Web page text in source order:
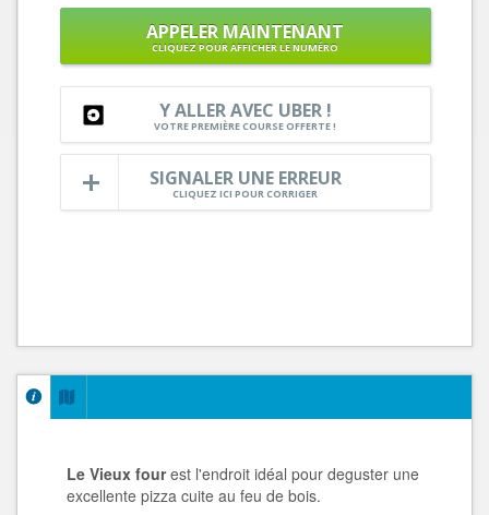
APPELER MAINTENANT
CLIQUEZ POUR AFFICHER LE NUMÉRO
Y ALLER AVEC UBER !
VOTRE PREMIÈRE COURSE OFFERTE !
SIGNALER UNE ERREUR
CLIQUEZ ICI POUR CORRIGER
Le Vieux fourest l'endroit idéal pour deguster une
excellente pizza cuite au feu de bois.